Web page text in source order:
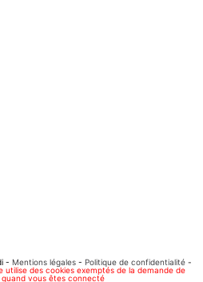
- Mentions légales - Politique de confidentialité -
utilise des cookies exemptés de la demande de
vous êtes connecté